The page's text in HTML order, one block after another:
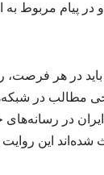
در پیام مربوط
در هر فرصت،
مطالب در
در رسانه‌های
این